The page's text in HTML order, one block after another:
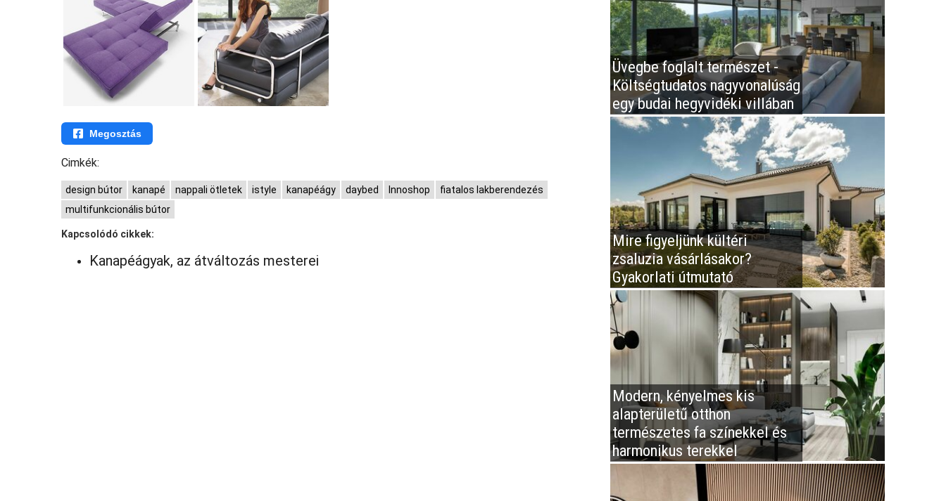
Megosztás
Cimkék:
design bútor kanapé nappali ötletek istyle kanapéágy daybed Innoshop
fiatalos lakberendezés
multifunkcionális bútor
Kapcsolódó cikkek:
Kanapéágyak, az átváltozás mesterei
Üvegbe foglalt természet -
Költségtudatos nagyvonalúság
egy budai hegyvidéki villában
Mire figyeljünk kültéri
zsaluzia vásárlásakor?
Gyakorlati útmutató
Modern, kényelmes kis
alapterületű otthon
természetes fa színekkel és
harmonikus terekkel